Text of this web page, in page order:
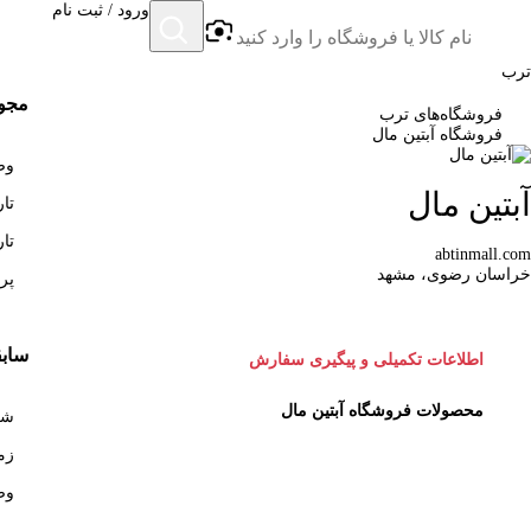
ترب
ورود / ثبت نام
فروشگاه‌های ترب
فروشگاه آبتین مال
آبتین مال
abtinmall.com
خراسان رضوی، مشهد
اطلاعات تکمیلی و پیگیری سفارش
محصولات فروشگاه آبتین مال